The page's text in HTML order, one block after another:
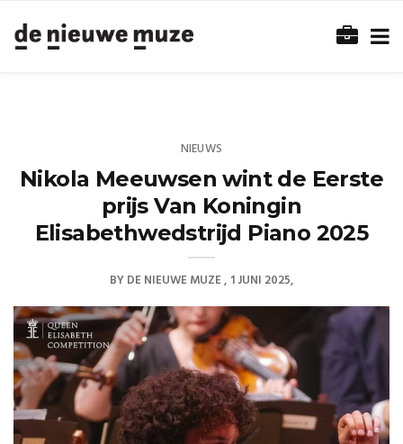
NIEUWS
Nikola Meeuwsen wint de Eerste
prijs Van Koningin
Elisabethwedstrijd Piano 2025
BYDE NIEUWE MUZE 1 JUNI 2025